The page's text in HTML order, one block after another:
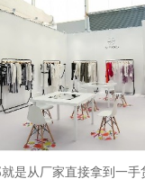
是从厂家直接拿到一